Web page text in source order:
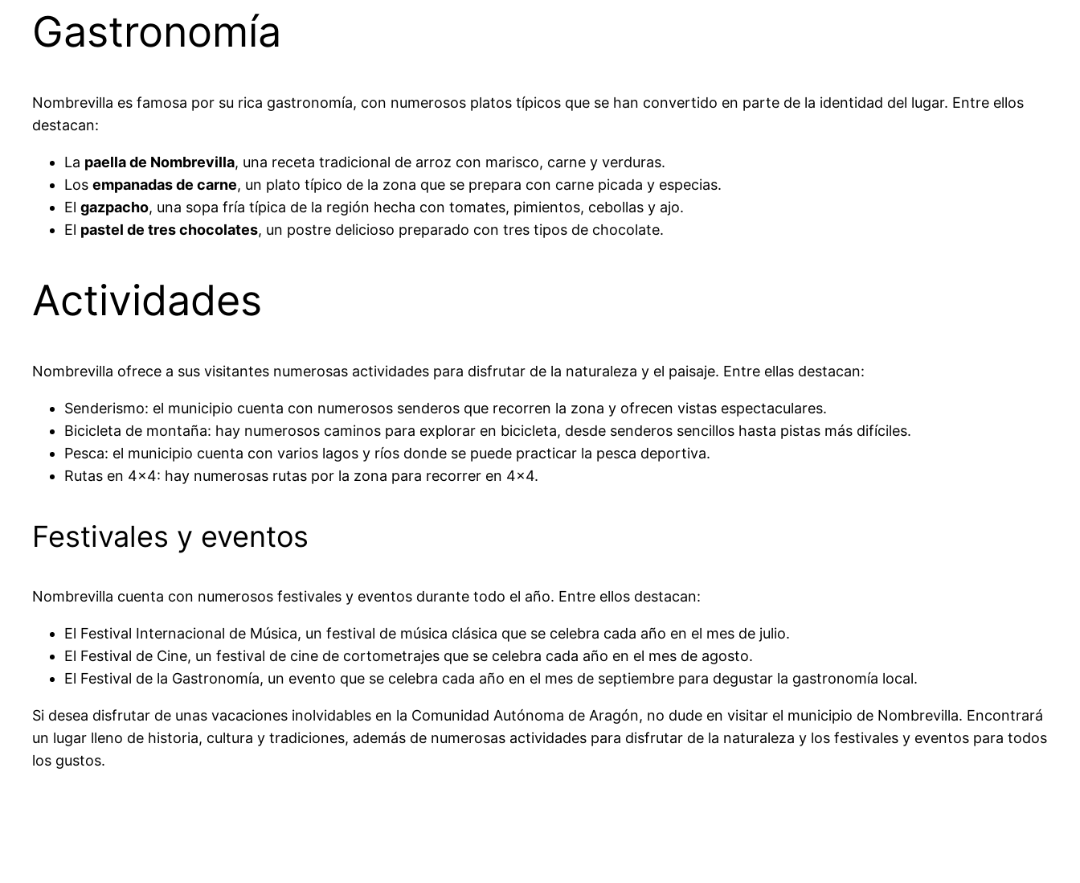
Gastronomía
Nombrevilla es famosa por su rica gastronomía, con numerosos platos típicos que se han convertido en parte de la identidad del lugar. Entre ellos
destacan:
La paella de Nombrevilla, una receta tradicional de arroz con marisco, carne y verduras.
Los empanadas de carne, un plato típico de la zona que se prepara con carne picada y especias.
El gazpacho, una sopa fría típica de la región hecha con tomates, pimientos, cebollas y ajo.
El pastel de tres chocolates, un postre delicioso preparado con tres tipos de chocolate.
Actividades
Nombrevilla ofrece a sus visitantes numerosas actividades para disfrutar de la naturaleza y el paisaje. Entre ellas destacan:
Senderismo: el municipio cuenta con numerosos senderos que recorren la zona y ofrecen vistas espectaculares.
Bicicleta de montaña: hay numerosos caminos para explorar en bicicleta, desde senderos sencillos hasta pistas más difíciles.
Pesca: el municipio cuenta con varios lagos y ríos donde se puede practicar la pesca deportiva.
Rutas en 4×4: hay numerosas rutas por la zona para recorrer en 4×4.
Festivales y eventos
Nombrevilla cuenta con numerosos festivales y eventos durante todo el año. Entre ellos destacan:
El Festival Internacional de Música, un festival de música clásica que se celebra cada año en el mes de julio.
El Festival de Cine, un festival de cine de cortometrajes que se celebra cada año en el mes de agosto.
El Festival de la Gastronomía, un evento que se celebra cada año en el mes de septiembre para degustar la gastronomía local.
Si desea disfrutar de unas vacaciones inolvidables en la Comunidad Autónoma de Aragón, no dude en visitar el municipio de Nombrevilla. Encontrará
un lugar lleno de historia, cultura y tradiciones, además de numerosas actividades para disfrutar de la naturaleza y los festivales y eventos para todos
los gustos.